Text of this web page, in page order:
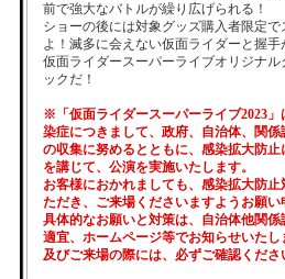
前で強大なバトルが繰り広げられる！
ショーの後には対象グッズ購入者限定
よ！滅多に会えない仮面ライダーと握手
仮面ライダースーパーライブオリジナ
ックだ！
※「仮面ライダースーパーライブ2023
染症につきまして、政府、自治体、関
の収集に努めるとともに、感染拡大防
を講じて、公演を実施いたします。
お客様におかれましても、感染拡大防
ただき、ご来場くださいますようお願い
具体的なお願いと対策は、自治体他関係
適宜、ホームページ等でお知らせいた
及びご来場の際には、必ずご確認くださ